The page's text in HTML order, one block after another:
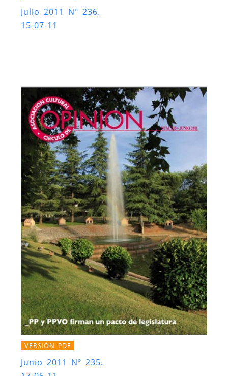
Julio 2011 Nº 236.
15-07-11
VERSIÓN PDF
Junio 2011 Nº 235.